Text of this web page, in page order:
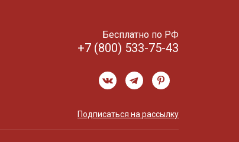
Бесплатно по РФ
+7 (800) 533-75-43
Подписаться на рассылку